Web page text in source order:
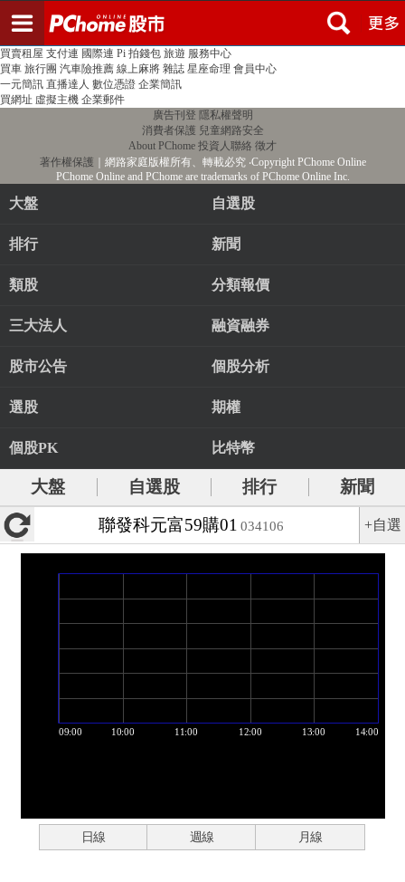
PChome首頁 線上購物 24h購物 書店
買賣租屋 支付連 國際連 Pi 拍錢包 旅遊 服務中心
買車 旅行團 汽車險推薦 線上麻將 雜誌 星座命理 會員中心
一元簡訊 直播達人 數位憑證 企業簡訊
買網址 虛擬主機 企業郵件
廣告刊登 隱私權聲明
消費者保護 兒童網路安全
About PChome 投資人聯絡 徵才
著作權保護 ｜網路家庭版權所有、轉載必究‧Copyright PChome Online
PChome Online and PChome are trademarks of PChome Online Inc.
大盤 自選股
排行 新聞
類股 分類報價
三大法人 融資融券
股市公告 個股分析
選股 期權
個股PK 比特幣
大盤 自選股 排行
新聞
聯發科元富59購01 034106 +自選
日線 週線 月線